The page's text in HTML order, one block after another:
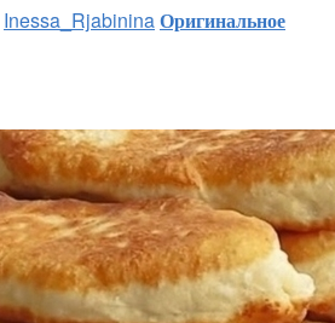
Inessa_RjabininaОригинальное